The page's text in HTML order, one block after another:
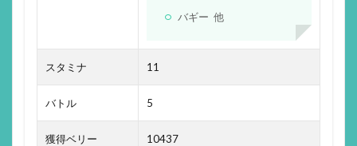
バギー 他
スタミナ 11
バトル 5
獲得ベリー 10437